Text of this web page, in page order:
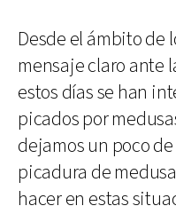
Desde el ámbito de
mensaje claro ante
estos días se han
picados por
dejamos un poco
picadura de
hacer en estas